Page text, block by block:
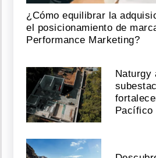
¿Cómo equilibrar la
el posicionamiento de
Performance Marketing?
Naturgy
Pacífico